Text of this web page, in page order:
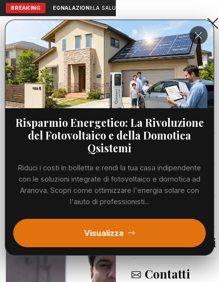
BREAKING SEGNALAZIONI:LA SALUTE A PORTATA DI MANO:
Aranova • NET
PORTALE UTILE AL TERRITORIO
Home
Cronaca
Viabilità
Meteo
Segnalazioni
Contatti
Cronaca Santa Marinella, il sindaco Manuelli: “Siamo...
CRONACA
Santa Marinella, il sindaco
Manuelli: “Siamo perfettamente
consapevoli della situazione della
viabilità al km 56 della statale
Aurelia”
VENERDÌ, 19 GIUGNO 2026 76 LETTURE 1 MIN DI LETTURA
Risparmio Energetico: La Rivoluzione
del Fotovoltaico e della Domotica
Qsistemi
Riduci i costi in bolletta e rendi la tua casa indipendente
con le soluzioni integrate di fotovoltaico e domotica ad
Aranova. Scopri come ottimizzare l'energia solare con
l'aiuto di professionisti...
Visualizza